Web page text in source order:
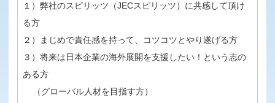
１）弊社のスピリッツ（JECスピリッツ）に共感して頂け
る方
２）まじめで責任感を持って、コツコツとやり遂げる方
３）将来は日本企業の海外展開を支援したい！という志の
ある方
（グローバル人材を目指す方）